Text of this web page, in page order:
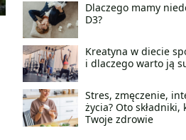
Dlaczego mamy
D3?
Kreatyna w diecie
i dlaczego warto ją
Stres, zmęczenie,
życia? Oto składniki,
Twoje zdrowie